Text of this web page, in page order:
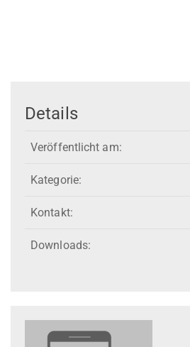
Details
Veröffentlicht am:
Kategorie:
Kontakt:
Downloads: